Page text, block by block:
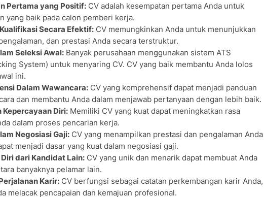
Pertama yang Positif: CV adalah kesempatan pertama Anda untuk
yang baik pada calon pemberi kerja.
Secara Efektif: CV memungkinkan Anda untuk menunjukkan
dan prestasi Anda secara terstruktur.
Seleksi Awal: Banyak perusahaan menggunakan sistem ATS
System) untuk menyaring CV. CV yang baik membantu Anda lolos
ini.
Dalam Wawancara: CV yang komprehensif dapat menjadi panduan
dan membantu Anda dalam menjawab pertanyaan dengan lebih baik.
Diri: Memiliki CV yang kuat dapat meningkatkan rasa
dalam proses pencarian kerja.
Negosiasi Gaji: CV yang menampilkan prestasi dan pengalaman Anda
menjadi dasar yang kuat dalam negosiasi gaji.
dari Kandidat Lain: CV yang unik dan menarik dapat membuat Anda
banyaknya pelamar lain.
Karir: CV berfungsi sebagai catatan perkembangan karir Anda,
melacak pencapaian dan kemajuan profesional.